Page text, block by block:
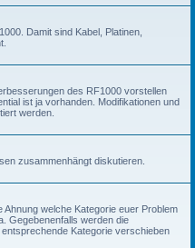
Damit sind Kabel, Platinen,
des RF1000 vorstellen
ist ja vorhanden. Modifikationen und
werden.
zusammenhängt diskutieren.
welche Kategorie euer Problem
Gegebenenfalls werden die
Kategorie verschieben